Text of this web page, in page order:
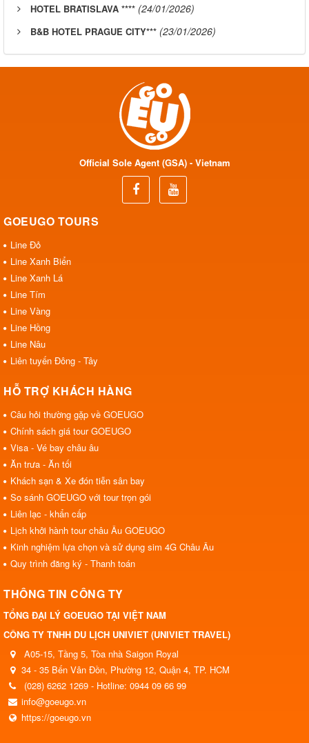
HOTEL BRATISLAVA **** (24/01/2026)
B&B HOTEL PRAGUE CITY*** (23/01/2026)
Official Sole Agent (GSA) - Vietnam
GOEUGO TOURS
Line Đỏ
Line Xanh Biển
Line Xanh Lá
Line Tím
Line Vàng
Line Hồng
Line Nâu
Liên tuyến Đông - Tây
HỖ TRỢ KHÁCH HÀNG
Câu hỏi thường gặp về GOEUGO
Chính sách giá tour GOEUGO
Visa - Vé bay châu âu
Ăn trưa - Ăn tối
Khách sạn & Xe đón tiễn sân bay
So sánh GOEUGO với tour trọn gói
Liên lạc - khẩn cấp
Lịch khởi hành tour châu Âu GOEUGO
Kinh nghiệm lựa chọn và sử dụng sim 4G Châu Âu
Quy trình đăng ký - Thanh toán
THÔNG TIN CÔNG TY
TỔNG ĐẠI LÝ GOEUGO TẠI VIỆT NAM
CÔNG TY TNHH DU LỊCH UNIVIET (UNIVIET TRAVEL)
A05-15, Tầng 5, Tòa nhà Saigon Royal
34 - 35 Bến Vân Đồn, Phường 12, Quận 4, TP. HCM
(028) 6262 1269 - Hotline: 0944 09 66 99
info@goeugo.vn
https://goeugo.vn